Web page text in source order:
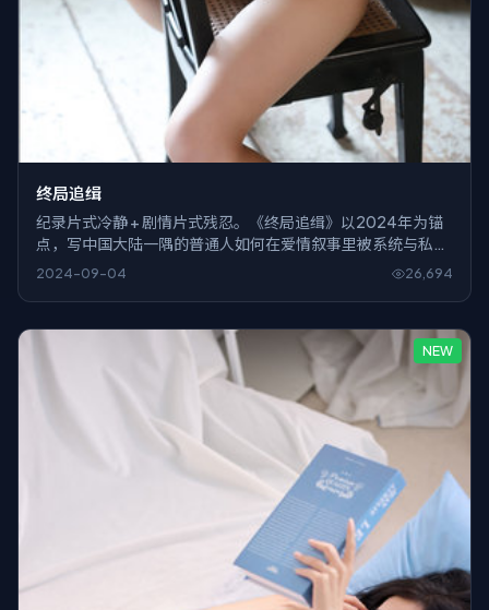
终局追缉
纪录片式冷静 + 剧情片式残忍。《终局追缉》以2024年为锚
点，写中国大陆一隅的普通人如何在爱情叙事里被系统与私念
同时挤压。
2024-09-04 26,694
NEW